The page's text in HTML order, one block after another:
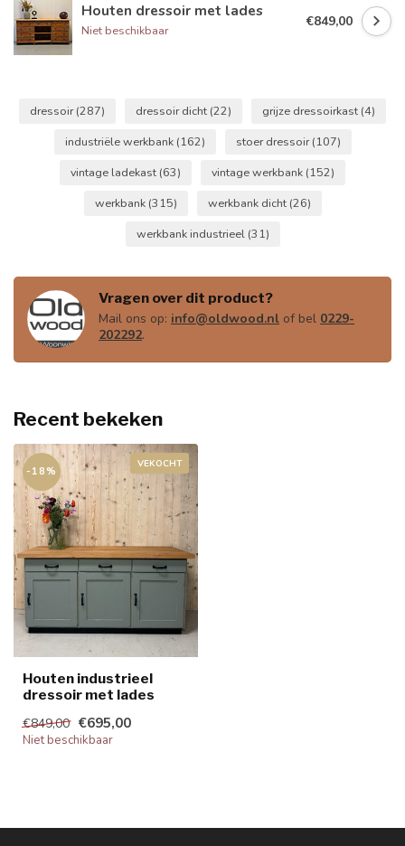
Houten dressoir met lades
Niet beschikbaar
€849,00
dressoir(287) dressoir dicht (22) grijze dressoirkast (4)
industriële werkbank (162) stoer dressoir(107)
vintage ladekast (63) vintage werkbank (152)
werkbank (315) werkbank dicht (26)
werkbank industrieel (31)
Vragen over dit product?
Mail ons op: info@oldwood.nl of bel 0229-
202292.
Recent bekeken
VEKOCHT
-18%
Houten industrieel
dressoir met lades
€849,00 €695,00
Niet beschikbaar